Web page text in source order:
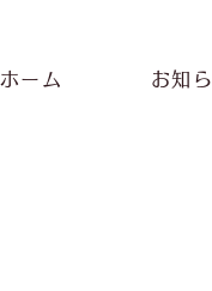
ホーム お知